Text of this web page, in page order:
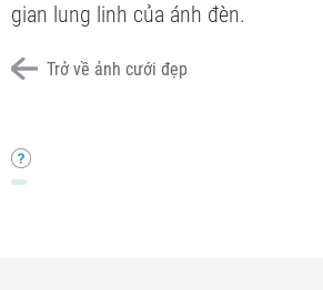
gian lung linh của ánh đèn.
Trở về ảnh cưới đẹp
backdorp cực ấn tượng
trang trí bánh kem
bó hoa cầm tay cô dâu
trang trí bàn gallery
Trang trí sân khấu